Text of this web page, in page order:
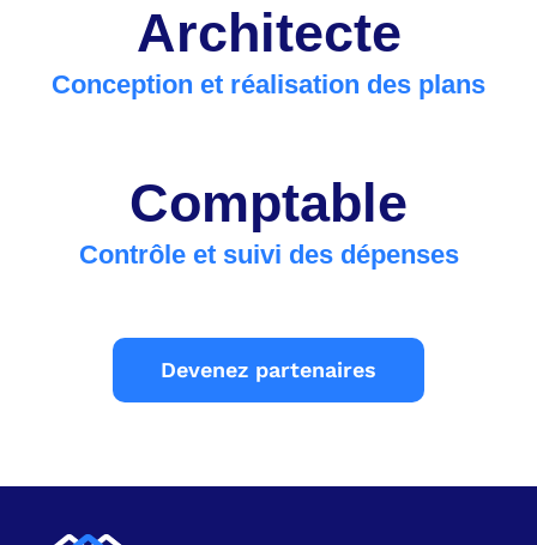
Architecte
Conception et réalisation des plans
Comptable
Contrôle et suivi des dépenses
Devenez partenaires